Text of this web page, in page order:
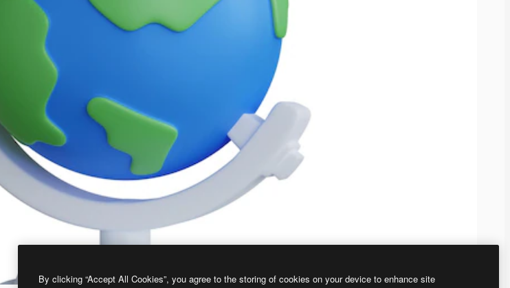
By clicking “Accept All Cookies”, you agree to the storing of cookies on your device to enhance site